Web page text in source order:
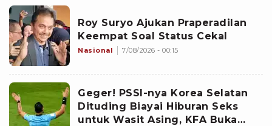
Roy Suryo Ajukan Praperadilan
Keempat Soal Status Cekal
Nasional 7/08/2026 - 00:15
Geger! PSSI-nya Korea Selatan
Dituding Biayai Hiburan Seks
untuk Wasit Asing, KFA Buka